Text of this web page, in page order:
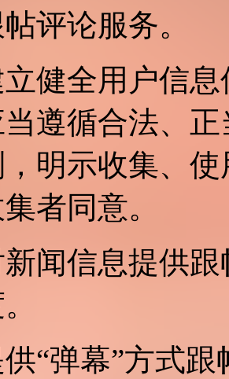
评论服务。
立健全用户信
当遵循合法、
明示收集、
者同意。
新闻信息提供
供“弹幕”方式